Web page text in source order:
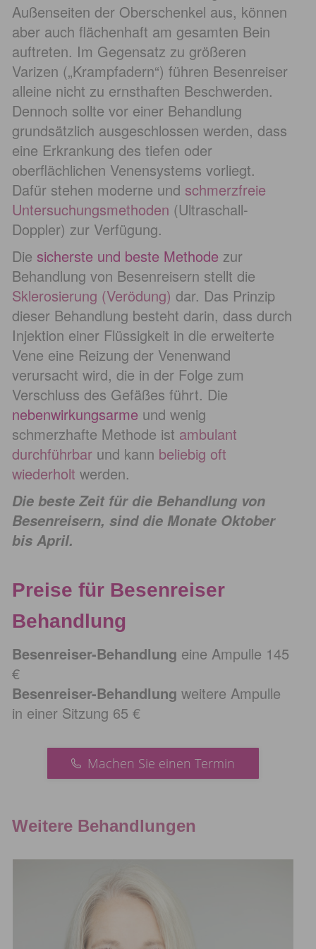
Außenseiten der Oberschenkel aus, können
aber auch flächenhaft am gesamten Bein
auftreten. Im Gegensatz zu größeren
Varizen („Krampfadern“) führen Besenreiser
alleine nicht zu ernsthaften Beschwerden.
Dennoch sollte vor einer Behandlung
grundsätzlich ausgeschlossen werden, dass
eine Erkrankung des tiefen oder
oberflächlichen Venensystems vorliegt.
Dafür stehen moderne und schmerzfreie
Untersuchungsmethoden (Ultraschall-
Doppler) zur Verfügung.
Die sicherste und beste Methode zur
Behandlung von Besenreisern stellt die
Sklerosierung (Verödung) dar. Das Prinzip
dieser Behandlung besteht darin, dass durch
Injektion einer Flüssigkeit in die erweiterte
Vene eine Reizung der Venenwand
verursacht wird, die in der Folge zum
Verschluss des Gefäßes führt. Die
nebenwirkungsarme und wenig
schmerzhafte Methode ist ambulant
durchführbar und kann beliebig oft
wiederholt werden.
Die beste Zeit für die Behandlung von
Besenreisern, sind die Monate Oktober
bis April.
Preise für Besenreiser
Behandlung
Besenreiser-Behandlung eine Ampulle 145
€
Besenreiser-Behandlung weitere Ampulle
in einer Sitzung 65 €
Machen Sie einen Termin
Weitere Behandlungen